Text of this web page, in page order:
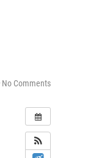
No Comments